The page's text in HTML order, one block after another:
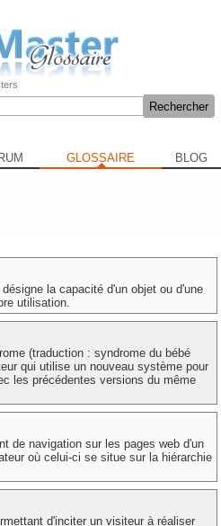
GLOSSAIRE BLOG
la capacité d'un objet ou d'une
utilisation.
(traduction : syndrome du bébé
qui utilise un nouveau système pour
les précédentes versions du même
de navigation sur les pages web d'un
où celui-ci se situe sur la hiérarchie
d'inciter un visiteur à réaliser